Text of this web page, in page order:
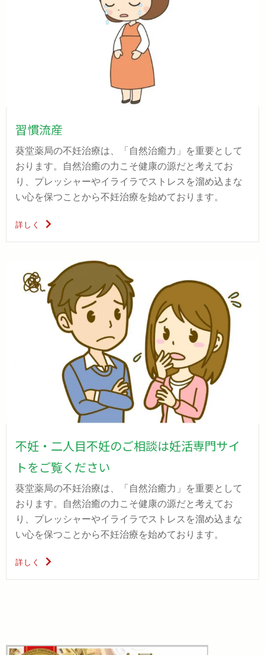
習慣流産
葵堂薬局の不妊治療は、「自然治癒力」を重要として
おります。自然治癒の力こそ健康の源だと考えてお
り、プレッシャーやイライラでストレスを溜め込まな
い心を保つことから不妊治療を始めております。
詳しく
不妊・二人目不妊のご相談は妊活専門サイ
トをご覧ください
葵堂薬局の不妊治療は、「自然治癒力」を重要として
おります。自然治癒の力こそ健康の源だと考えてお
り、プレッシャーやイライラでストレスを溜め込まな
い心を保つことから不妊治療を始めております。
詳しく